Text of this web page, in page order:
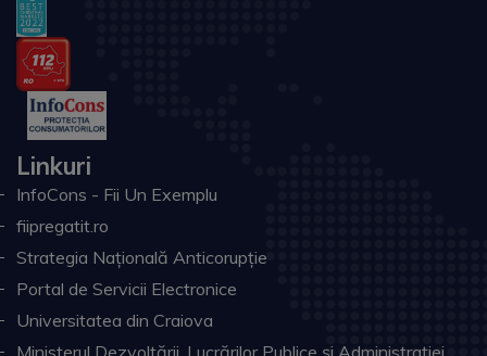
Linkuri
InfoCons - Fii Un Exemplu
fiipregatit.ro
Strategia Națională Anticorupție
Portal de Servicii Electronice
Universitatea din Craiova
Ministerul Dezvoltării, Lucrărilor Publice și Administrației